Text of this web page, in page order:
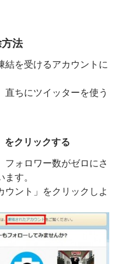
法
結を受けるアカウントに
直ちにツイッターを使う
をクリックする
フォロワー数がゼロにさ
す。
ント」をクリックしよ